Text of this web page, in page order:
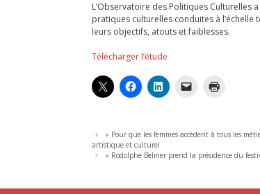
L’Observatoire des Politiques Culturelles
pratiques culturelles conduites à
leurs objectifs, atouts et faiblesses.
Télécharger l’étude
« Pour que les femmes accèdent à tous les
artistique et culturel
« Rodolphe Belmer prend la présidence du